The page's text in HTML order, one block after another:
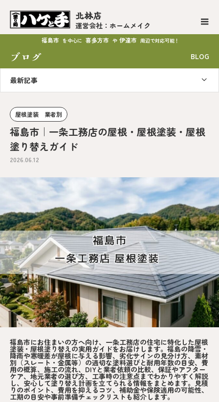
北林店
運営会社：ホームメイク
福島市 を中心に 喜多方市 や 伊達市 周辺で対応可能！
ブログ BLOG
最新記事
屋根塗装 業者別
福島市｜一条工務店の屋根・屋根塗装・屋根
塗り替えガイド
2026.06.12
福島市にお住まいの方へ向け、一条工務店の住宅に特化した屋根
塗装・屋根塗り替えの実用ガイドをお届けします。福島の降雪・
降雨や寒暖差が屋根に与える影響、劣化サインの見分け方、素材
別（スレート・金属等）の適切な塗料選びと耐用年数の目安、費
用の概算、施工の流れ、DIYと業者依頼の比較、保証やアフター
ケア、地元業者の選び方、工事時の注意点までわかりやすく解説
し、安心して塗り替え計画を立てられる情報をまとめます。見積
りのポイント、費用を抑えるコツ、補助金や保険適用の可能性、
工期の目安や事前準備チェックリストも紹介します。